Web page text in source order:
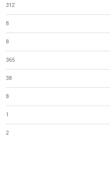
312
8
8
365
38
8
1
2